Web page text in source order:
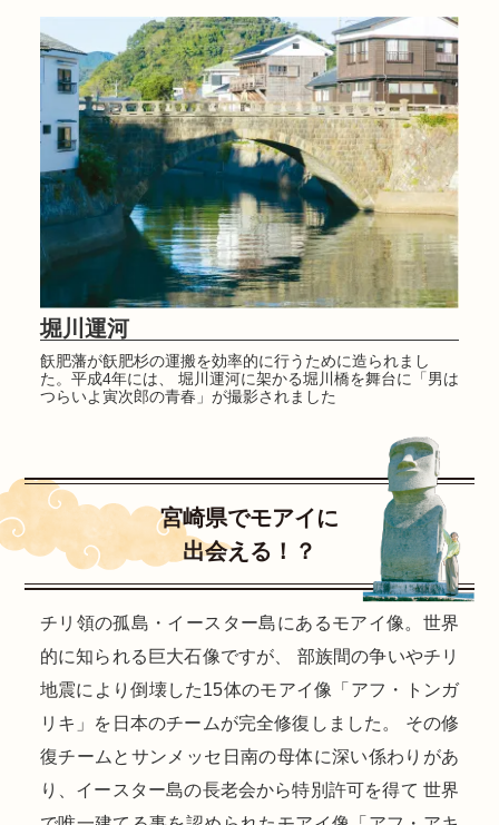
堀川運河
飫肥藩が飫肥杉の運搬を効率的に行うために造られまし
た。平成4年には、 堀川運河に架かる堀川橋を舞台に「男は
つらいよ寅次郎の青春」が撮影されました
宮崎県でモアイに
出会える！？
チリ領の孤島・イースター島にあるモアイ像。世界
的に知られる巨大石像ですが、 部族間の争いやチリ
地震により倒壊した15体のモアイ像「アフ・トンガ
リキ」を日本のチームが完全修復しました。 その修
復チームとサンメッセ日南の母体に深い係わりがあ
り、イースター島の長老会から特別許可を得て 世界